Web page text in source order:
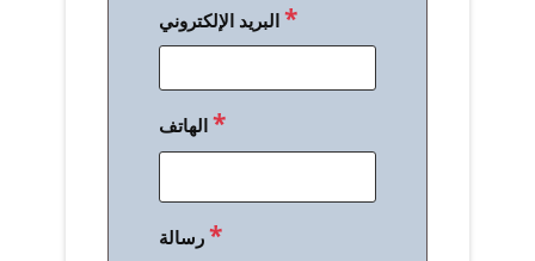
البريد الإلكتروني*
الهاتف*
رسالة*